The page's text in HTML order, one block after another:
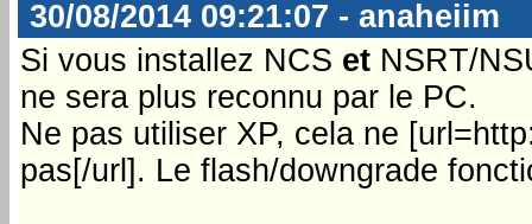
30/08/2014 09:21:07 - anaheiim
Si vous installez NCS et NSRT/
ne sera plus reconnu par le PC.
Ne pas utiliser XP, cela ne
pas[/url]. Le flash/downgrade